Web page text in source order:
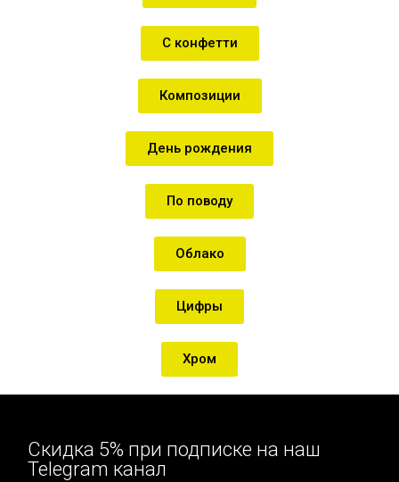
С конфетти
Композиции
День рождения
По поводу
Облако
Цифры
Хром
Скидка 5% при подписке на наш
Telegram канал